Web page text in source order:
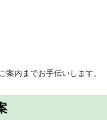
内までお手伝いします。